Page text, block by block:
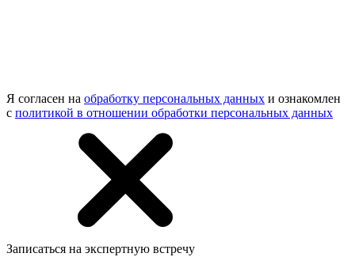
Я согласен на обработку персональных данных и ознакомлен
с политикой в отношении обработки персональных данных
Записаться на экспертную встречу